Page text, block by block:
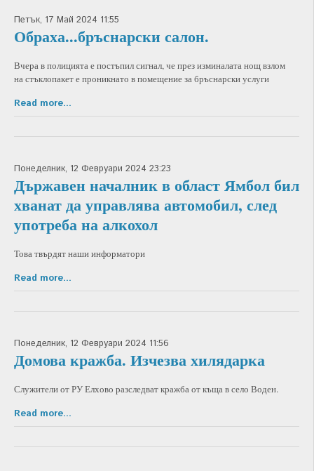
Петък, 17 Май 2024 11:55
Обраха...бръснарски салон.
Вчера в полицията е постъпил сигнал, че през изминалата нощ взлом
на стъклопакет е проникнато в помещение за бръснарски услуги
Read more...
Понеделник, 12 Февруари 2024 23:23
Държавен началник в област Ямбол бил
хванат да управлява автомобил, след
употреба на алкохол
Това твърдят наши информатори
Read more...
Понеделник, 12 Февруари 2024 11:56
Домова кражба. Изчезва хилядарка
Служители от РУ Елхово разследват кражба от къща в село Воден.
Read more...